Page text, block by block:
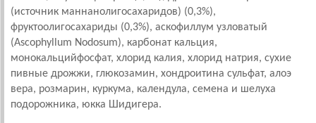
(источник маннанолигосахаридов) (0,3%),
фруктоолигосахариды (0,3%), аскофиллум узловатый
(Ascophyllum Nodosum), карбонат кальция,
монокальцийфосфат, хлорид калия, хлорид натрия, сухие
пивные дрожжи, глюкозамин, хондроитина сульфат, алоэ
вера, розмарин, куркума, календула, семена и шелуха
подорожника, юкка Шидигера.